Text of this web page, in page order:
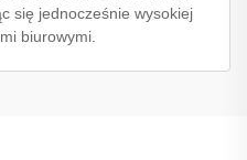
się jednocześnie wysokiej
biurowymi.